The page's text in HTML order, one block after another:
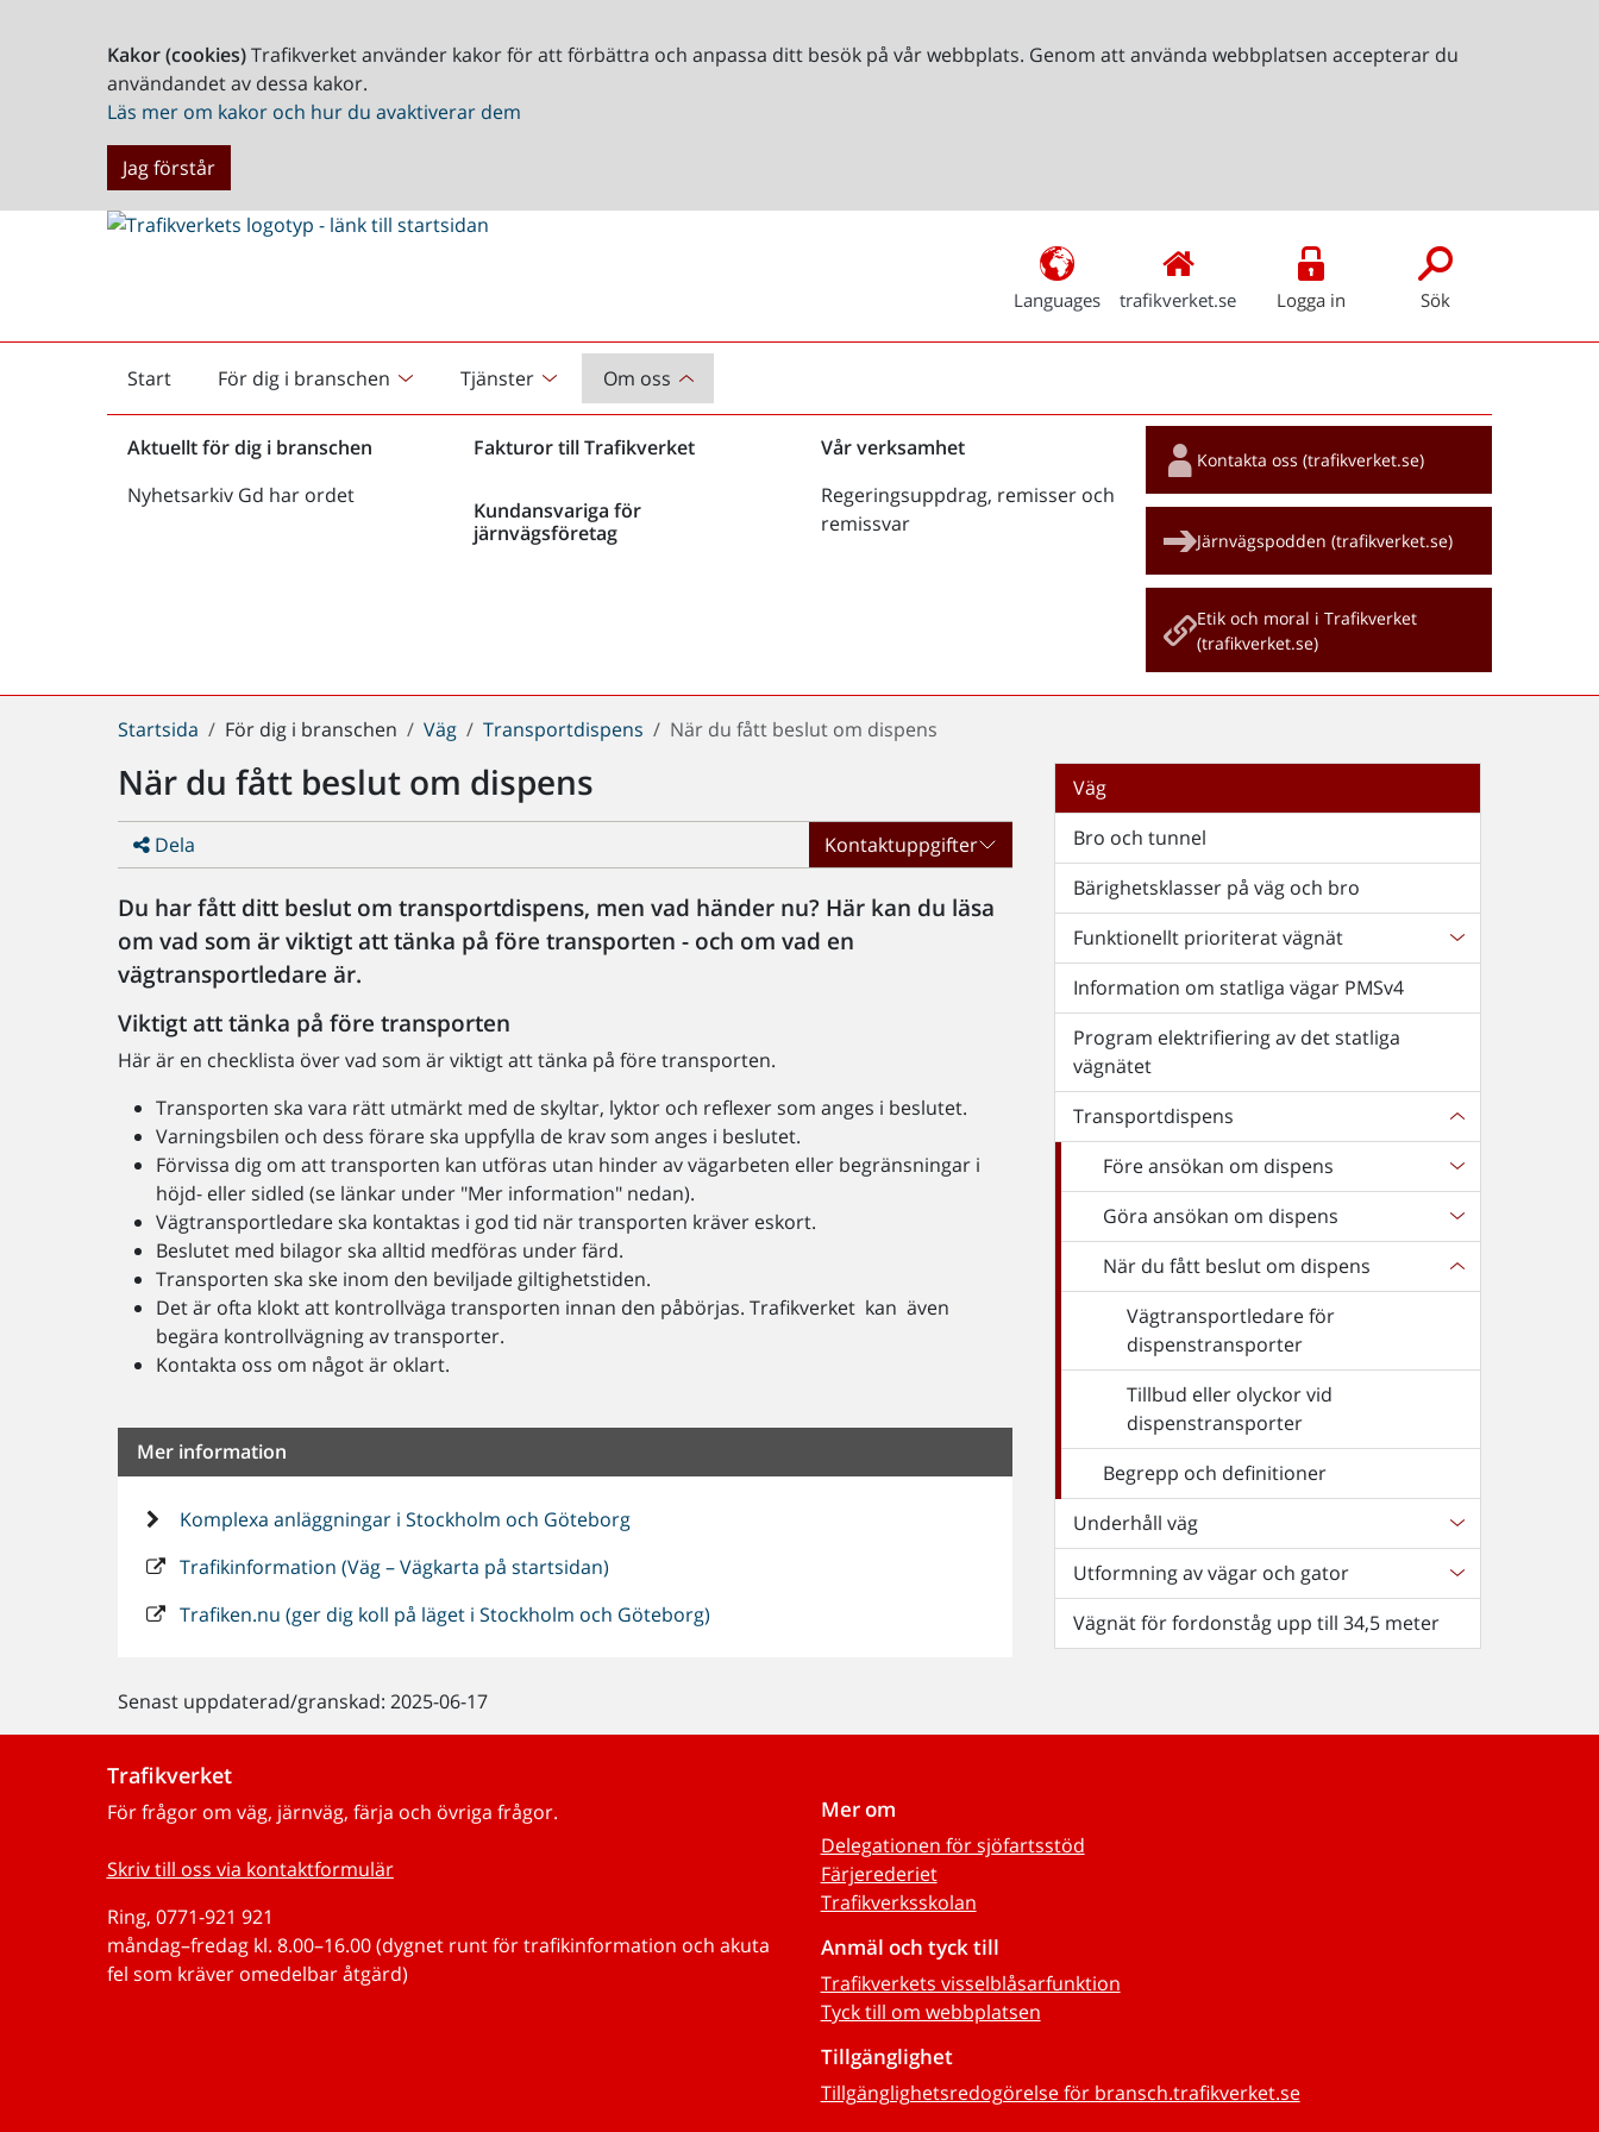
Kakor (cookies)Trafikverket använder kakor för att förbättra och anpassa ditt besök på vår webbplats. Genom att använda webbplatsen accepterar du
användandet av dessa kakor.
Läs mer om kakor och hur du avaktiverar dem
Jag förstår
Languages trafikverket.se Logga in Sök
Start
Startsida För dig i branschen Tjänster Om oss
Aktuellt för dig i branschen
Nyhetsarkiv Gd har ordet
Fakturor till Trafikverket
Kundansvariga för
järnvägsföretag
Vår verksamhet
Regeringsuppdrag, remisser och
remissvar
Snabblänkar
Kontakta oss (trafikverket.se)
Järnvägspodden (trafikverket.se)
Etik och moral i Trafikverket
(trafikverket.se)
Du
här:
Startsida För dig i branschen Väg Transportdispens När du fått beslut om dispens
När du fått beslut om dispens
Dela Kontaktuppgifter
Du har fått ditt beslut om transportdispens, men vad händer nu? Här kan du läsa
om vad som är viktigt att tänka på före transporten - och om vad en
vägtransportledare är.
Viktigt att tänka på före transporten
Här är en checklista över vad som är viktigt att tänka på före transporten.
Transporten ska vara rätt utmärkt med de skyltar, lyktor och reflexer som anges i beslutet.
Varningsbilen och dess förare ska uppfylla de krav som anges i beslutet.
Förvissa dig om att transporten kan utföras utan hinder av vägarbeten eller begränsningar i
höjd- eller sidled (se länkar under "Mer information" nedan).
Vägtransportledare ska kontaktas i god tid när transporten kräver eskort.
Beslutet med bilagor ska alltid medföras under färd.
Transporten ska ske inom den beviljade giltighetstiden.
Det är ofta klokt att kontrollväga transporten innan den påbörjas. Trafikverket kan även
begära kontrollvägning av transporter.
Kontakta oss om något är oklart.
Mer information
Komplexa anläggningar i Stockholm och Göteborg
Trafikinformation (Väg – Vägkarta på startsidan)
Trafiken.nu (ger dig koll på läget i Stockholm och Göteborg)
Senast uppdaterad/granskad: 2025-06-17
Väg
Bro och tunnel
Bärighetsklasser på väg och bro
Funktionellt prioriterat vägnät
Information om statliga vägar PMSv4
Program elektrifiering av det statliga
vägnätet
Transportdispens
Före ansökan om dispens
Göra ansökan om dispens
När du fått beslut om dispens
Vägtransportledare för
dispenstransporter
Tillbud eller olyckor vid
dispenstransporter
Begrepp och definitioner
Underhåll väg
Utformning av vägar och gator
Vägnät för fordonståg upp till 34,5 meter
Trafikverket
För frågor om väg, järnväg, färja och övriga frågor.
Skriv till oss via kontaktformulär
Ring, 0771-921 921
måndag–fredag kl. 8.00–16.00 (dygnet runt för trafikinformation och akuta
fel som kräver omedelbar åtgärd)
Mer om
Delegationen för sjöfartsstöd
Färjerederiet
Trafikverksskolan
Anmäl och tyck till
Trafikverkets visselblåsarfunktion
Tyck till om webbplatsen
Tillgänglighet
Tillgänglighetsredogörelse för bransch.trafikverket.se